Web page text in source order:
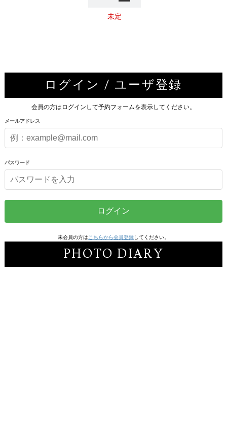
未定
ログイン / ユーザ登録
会員の方はログインして予約フォームを表示してください。
メールアドレス
パスワード
ログイン
未会員の方は こちらから会員登録してください。
PHOTO DIARY